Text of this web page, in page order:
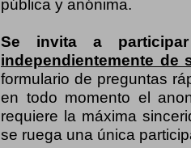
pública y anónima.
Se invita a
independientemente
formulario de preguntas
en todo momento el
requiere la máxima
se ruega una única